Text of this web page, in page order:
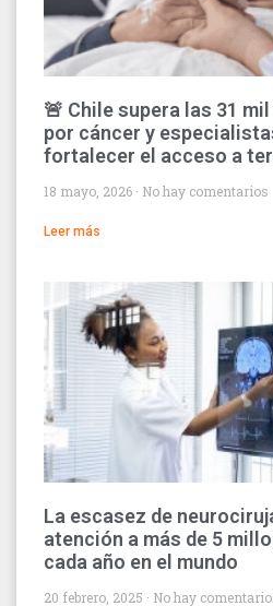
🚨 Chile supera las 31
por cáncer y
fortalecer el acceso a
18 mayo, 2026 No hay comentarios
Leer más
La escasez de
atención a más de 5
cada año en el mundo
20 febrero, 2025 No hay